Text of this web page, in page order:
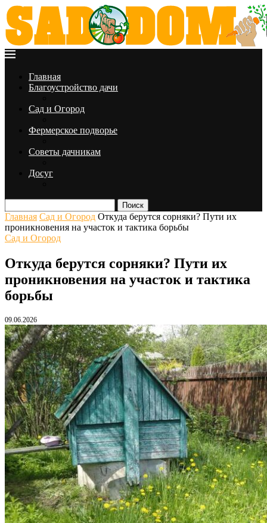
Главная
Благоустройство дачи
Сад и Огород
Фермерское подворье
Советы дачникам
Досуг
Поиск
Главная Сад и Огород Откуда берутся сорняки? Пути их
проникновения на участок и тактика борьбы
Сад и Огород
Откуда берутся сорняки? Пути их
проникновения на участок и тактика
борьбы
09.06.2026